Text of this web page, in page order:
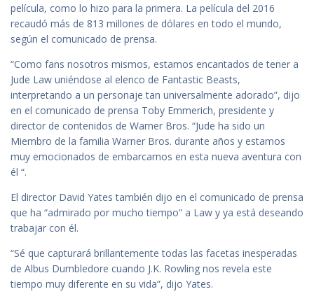
película, como lo hizo para la primera. La película del 2016
recaudó más de 813 millones de dólares en todo el mundo,
según el comunicado de prensa.
“Como fans nosotros mismos, estamos encantados de tener a
Jude Law uniéndose al elenco de Fantastic Beasts,
interpretando a un personaje tan universalmente adorado”, dijo
en el comunicado de prensa Toby Emmerich, presidente y
director de contenidos de Warner Bros. “Jude ha sido un
Miembro de la familia Warner Bros. durante años y estamos
muy emocionados de embarcarnos en esta nueva aventura con
él “.
El director David Yates también dijo en el comunicado de prensa
que ha “admirado por mucho tiempo” a Law y ya está deseando
trabajar con él.
“Sé que capturará brillantemente todas las facetas inesperadas
de Albus Dumbledore cuando J.K. Rowling nos revela este
tiempo muy diferente en su vida”, dijo Yates.